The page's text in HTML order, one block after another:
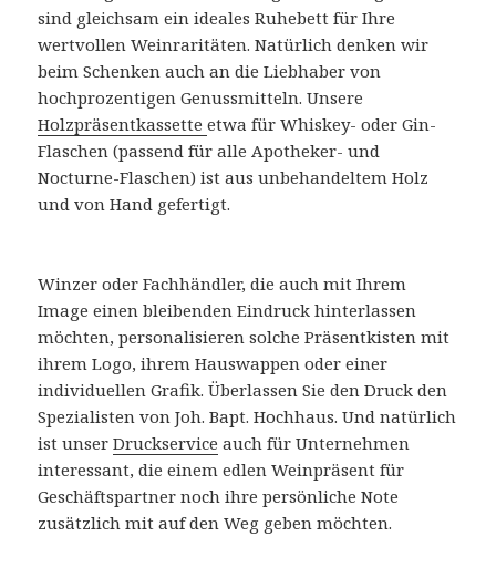
sind gleichsam ein ideales Ruhebett für Ihre
wertvollen Weinraritäten. Natürlich denken wir
beim Schenken auch an die Liebhaber von
hochprozentigen Genussmitteln. Unsere
Holzpräsentkassetteetwa für Whiskey- oder Gin-
Flaschen (passend für alle Apotheker- und
Nocturne-Flaschen) ist aus unbehandeltem Holz
und von Hand gefertigt.
Winzer oder Fachhändler, die auch mit Ihrem
Image einen bleibenden Eindruck hinterlassen
möchten, personalisieren solche Präsentkisten mit
ihrem Logo, ihrem Hauswappen oder einer
individuellen Grafik. Überlassen Sie den Druck den
Spezialisten von Joh. Bapt. Hochhaus. Und natürlich
ist unserDruckservice auch für Unternehmen
interessant, die einem edlen Weinpräsent für
Geschäftspartner noch ihre persönliche Note
zusätzlich mit auf den Weg geben möchten.